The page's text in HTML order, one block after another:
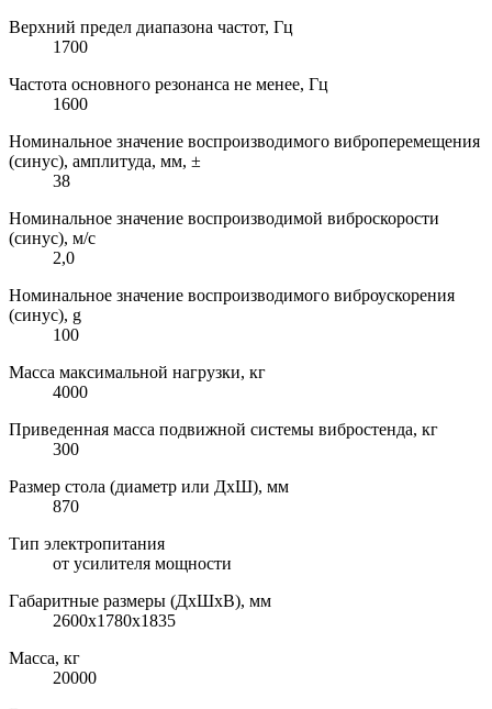
Верхний предел диапазона частот, Гц
1700
Частота основного резонанса не менее, Гц
1600
Номинальное значение воспроизводимого виброперемещения
(синус), амплитуда, мм, ±
38
Номинальное значение воспроизводимой виброскорости
(синус), м/с
2,0
Номинальное значение воспроизводимого виброускорения
(синус), g
100
Масса максимальной нагрузки, кг
4000
Приведенная масса подвижной системы вибростенда, кг
300
Размер стола (диаметр или ДхШ), мм
870
Тип электропитания
от усилителя мощности
Габаритные размеры (ДхШхВ), мм
2600x1780x1835
Масса, кг
20000